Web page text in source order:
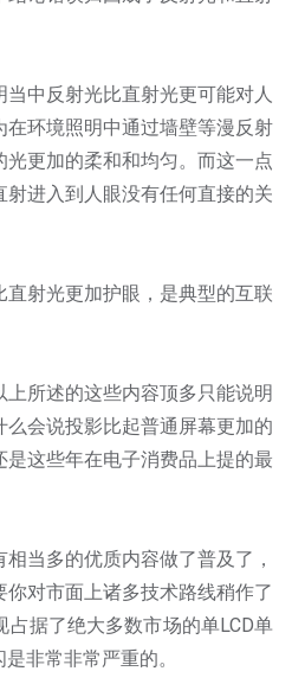
中反射光比直射光更可能对人
环境照明中通过墙壁等漫反射
更加的柔和和均匀。而这一点
进入到人眼没有任何直接的关
射光更加护眼，是典型的互联
所述的这些内容顶多只能说明
会说投影比起普通屏幕更加的
这些年在电子消费品上提的最
当多的优质内容做了普及了，
对市面上诸多技术路线稍作了
据了绝大多数市场的单LCD单
非常非常严重的。